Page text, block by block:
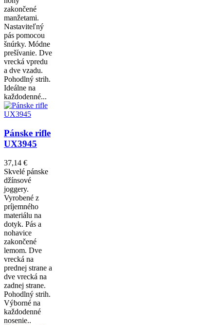
zakončené
manžetami.
Nastaviteľný
pás pomocou
šnúrky. Módne
prešívanie. Dve
vrecká vpredu
a dve vzadu.
Pohodlný strih.
Ideálne na
každodenné...
Pánske rifle
UX3945
37,14 €
Skvelé pánske
džínsové
joggery.
Vyrobené z
príjemného
materiálu na
dotyk. Pás a
nohavice
zakončené
lemom. Dve
vrecká na
prednej strane a
dve vrecká na
zadnej strane.
Pohodlný strih.
Výborné na
každodenné
nosenie..